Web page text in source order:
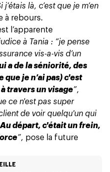
là, c’est que je m’en
à rebours.
l’apparente
à Tania : “je pense
vis-a-vis d’un
a de la séniorité, des
je n’ai pas) c'est
travers un visage”,
ce n'est pas super
de voir quelqu'un qui
Au départ, c'était un frein,
”, pose la future